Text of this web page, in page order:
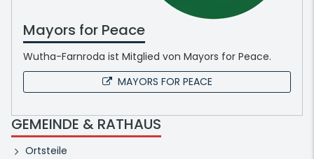
Mayors for Peace
Wutha-Farnroda ist Mitglied von Mayors for Peace.
MAYORS FOR PEACE
GEMEINDE & RATHAUS
Ortsteile